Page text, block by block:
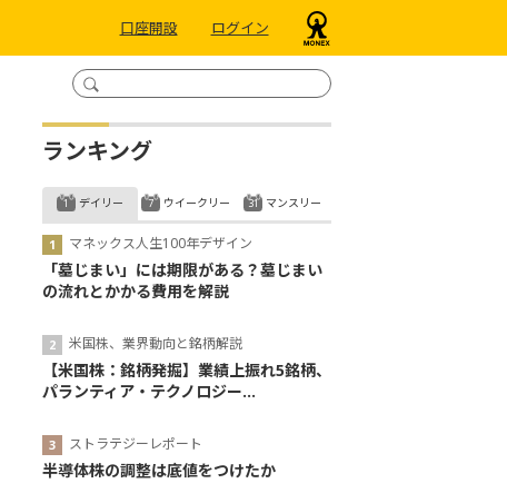
口座開設 ログイン
ランキング
デイリー
マネックス人生100年デザイン
「墓じまい」には期限がある？墓じまい
の流れとかかる費用を解説
米国株、業界動向と銘柄解説
【米国株：銘柄発掘】業績上振れ5銘柄、
パランティア・テクノロジー...
ストラテジーレポート
半導体株の調整は底値をつけたか
ウイークリー マンスリー